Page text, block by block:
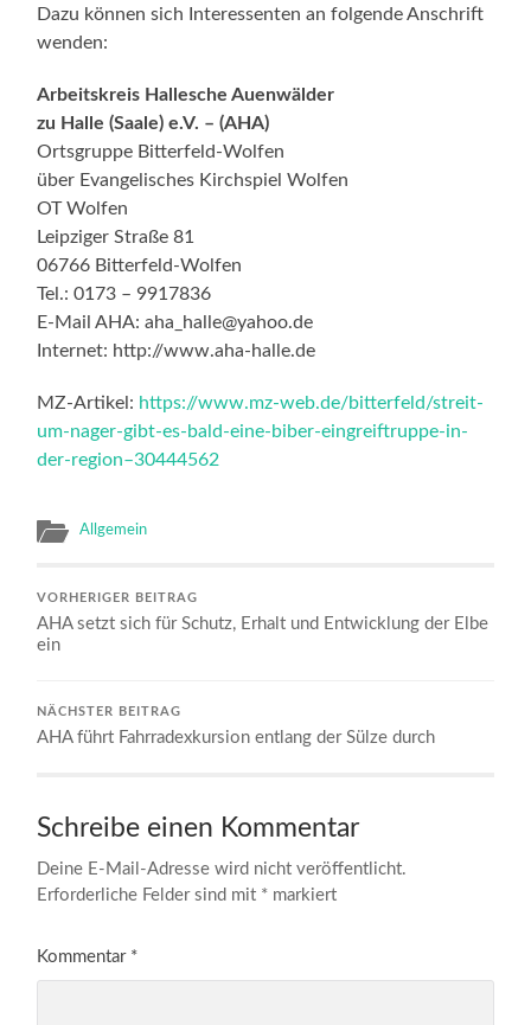
Dazu können sich Interessenten an folgende Anschrift
wenden:
Arbeitskreis Hallesche Auenwälder
zu Halle (Saale) e.V. – (AHA)
Ortsgruppe Bitterfeld-Wolfen
über Evangelisches Kirchspiel Wolfen
OT Wolfen
Leipziger Straße 81
06766 Bitterfeld-Wolfen
Tel.: 0173 – 9917836
E-Mail AHA: aha_halle@yahoo.de
Internet: http://www.aha-halle.de
MZ-Artikel: https://www.mz-web.de/bitterfeld/streit-
um-nager-gibt-es-bald-eine-biber-eingreiftruppe-in-
der-region–30444562
Allgemein
VORHERIGER BEITRAG
AHA setzt sich für Schutz, Erhalt und Entwicklung der Elbe
ein
NÄCHSTER BEITRAG
AHA führt Fahrradexkursion entlang der Sülze durch
Schreibe einen Kommentar
Deine E-Mail-Adresse wird nicht veröffentlicht.
Erforderliche Felder sind mit * markiert
Kommentar *